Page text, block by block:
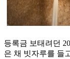
등록금 보태려던
은 채 빗자루를 들